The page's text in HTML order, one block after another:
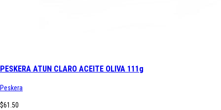
PESKERA ATUN CLARO ACEITE OLIVA 111g
Peskera
$61.50